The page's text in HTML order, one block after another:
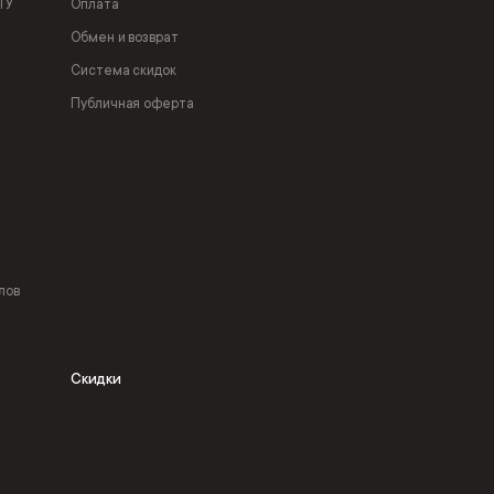
Оплата
Обмен и возврат
Система скидок
Публичная оферта
Скидки